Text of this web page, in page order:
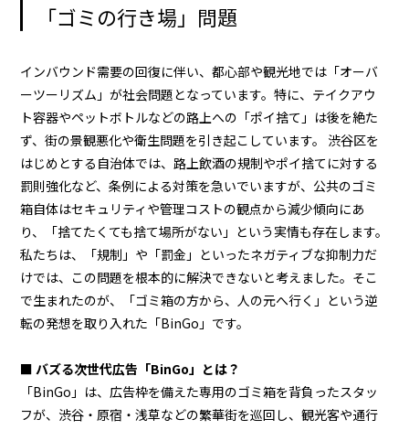
「ゴミの行き場」問題
インバウンド需要の回復に伴い、都心部や観光地では「オーバ
ーツーリズム」が社会問題となっています。特に、テイクアウ
ト容器やペットボトルなどの路上への「ポイ捨て」は後を絶た
ず、街の景観悪化や衛生問題を引き起こしています。 渋谷区を
はじめとする自治体では、路上飲酒の規制やポイ捨てに対する
罰則強化など、条例による対策を急いでいますが、公共のゴミ
箱自体はセキュリティや管理コストの観点から減少傾向にあ
り、「捨てたくても捨て場所がない」という実情も存在します。
私たちは、「規制」や「罰金」といったネガティブな抑制力だ
けでは、この問題を根本的に解決できないと考えました。そこ
で生まれたのが、「ゴミ箱の方から、人の元へ行く」という逆
転の発想を取り入れた「BinGo」です。
■ バズる次世代広告「BinGo」とは？
「BinGo」は、広告枠を備えた専用のゴミ箱を背負ったスタッ
フが、渋谷・原宿・浅草などの繁華街を巡回し、観光客や通行